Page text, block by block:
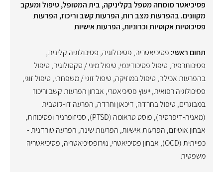
פסיכיאטר מומחה מטפל בקליניקה, בית המטופל, טיפול ומעקב
מקוונים. בהפרעות מצב רוח, הפרעות קשב וריכוז, הפרעות
פסיכוטיות אקוטיות וכרוניות, הפרעות אישיות
תחום ראשי: פסיכיאטריה, פסיכולוגיה, פסיכולוגיה קלינית,
פסיכותרפיה, טיפול פסיכודינמי, טיפול מיני / סקסולוגיה, טיפול
בהפרעות אכילה, טיפול במוזיקה, טיפול זוגי / משפחתי, טיפול זוגי,
פסיכולוגיה רפואית,ייעוץ פסיכיאטרי, אבחון הפרעות קשב וריכוז
במבוגרים, טיפול בחרדה, דיכאון וחרדה, הפרעה דו-קוטבית
(מאניה-דיפרסיה), פוסט טראומה (PTSD) , סכיזופרניה ופסיכוזות,
אבחון אוטיזם, הפרעות אישיות, הפרעות שינה, הפרעה טורדנית -
כפייתית (OCD)
, אבחון פסיכיאטרי, נוירופסיכיאטריה, פסיכיאטריה
משפטית